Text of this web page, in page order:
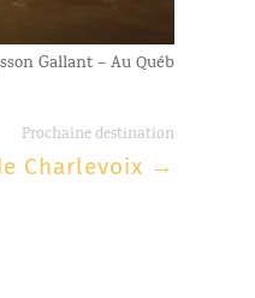
Gallant – Au Québ
Prochaine destination
Charlevoix →